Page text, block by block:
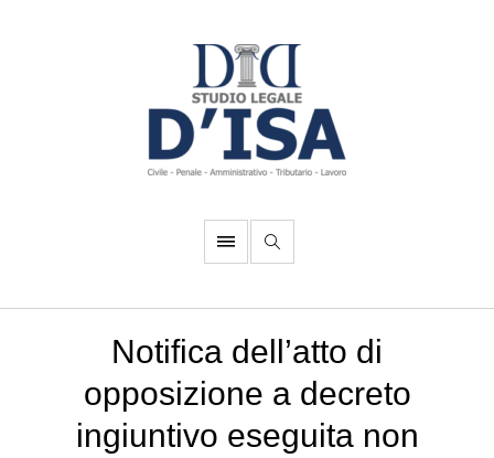
Notifica dell’atto di
opposizione a decreto
ingiuntivo eseguita non